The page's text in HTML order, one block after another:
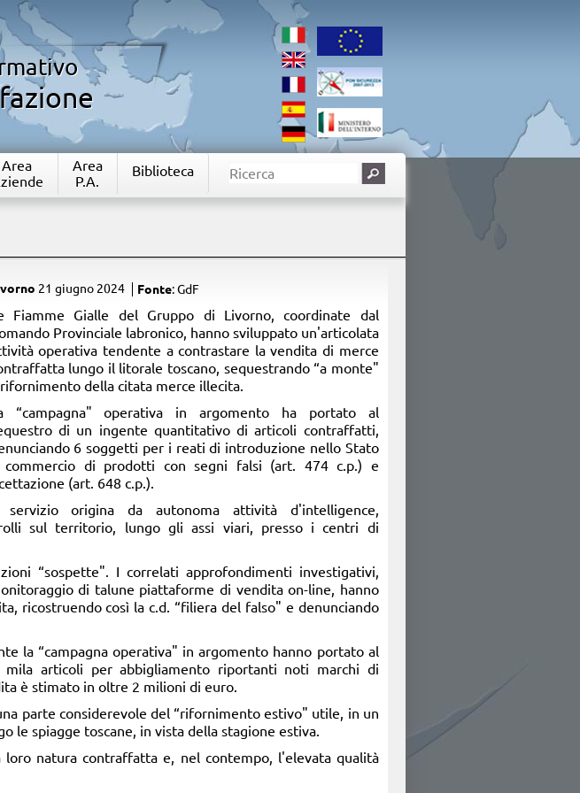
Area
Area
P.A.
Biblioteca
21 giugno 2024 Fonte: GdF
Fiamme Gialle del Gruppo di Livorno, coordinate dal
Provinciale labronico, hanno sviluppato un'articolata
operativa tendente a contrastare la vendita di merce
lungo il litorale toscano, sequestrando “a monte"
della citata merce illecita.
“campagna" operativa in argomento ha portato al
di un ingente quantitativo di articoli contraffatti,
6 soggetti per i reati di introduzione nello Stato
commercio di prodotti con segni falsi (art. 474 c.p.) e
(art. 648 c.p.).
servizio origina da autonoma attività d'intelligence,
sul territorio, lungo gli assi viari, presso i centri di
“sospette". I correlati approfondimenti investigativi,
di talune piattaforme di vendita on-line, hanno
ricostruendo così la c.d. “filiera del falso" e denunciando
la “campagna operativa" in argomento hanno portato al
articoli per abbigliamento riportanti noti marchi di
è stimato in oltre 2 milioni di euro.
parte considerevole del “rifornimento estivo" utile, in un
le spiagge toscane, in vista della stagione estiva.
natura contraffatta e, nel contempo, l'elevata qualità